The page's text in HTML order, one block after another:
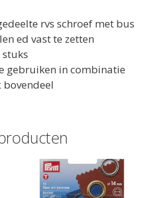
rvs schroef met bus
ed vast te zetten
gebruiken in combinatie